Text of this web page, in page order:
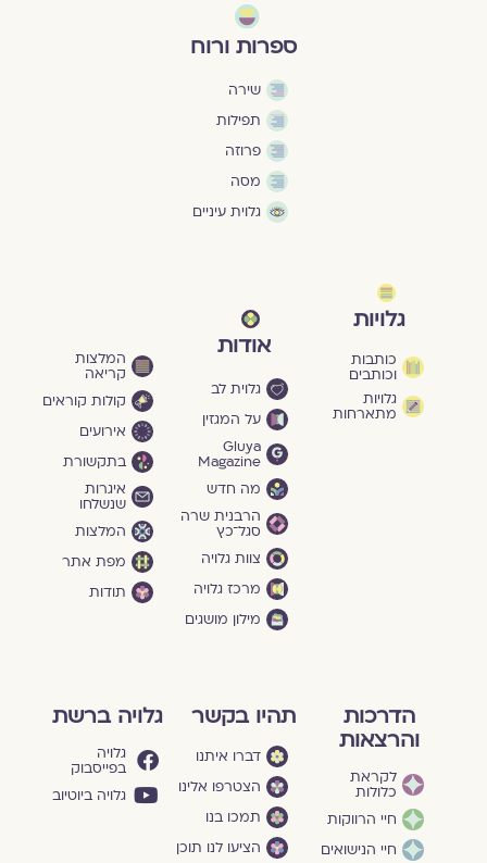
ספרות ורוח
שירה
תפילות
פרוזה
מסה
גלוית עיניים
גלויות
כותבות
וכותבים
גלויות
מתארחות
אודות
גלוית לב
על המגזין
Gluya
Magazine
מה חדש
הרבנית שרה
סגל־כץ
צוות גלויה
מרכז גלויה
מילון מושגים
המלצות
קריאה
קולות קוראים
אירועים
בתקשורת
איגרות
שנשלחו
המלצות
מפת אתר
תודות
הדרכות
והרצאות
לקראת
כלולות
חיי הרווקות
חיי הנישואים
תהיו בקשר
דברו איתנו
הצטרפו אלינו
תמכו בנו
הציעו לנו תוכן
גלויה ברשת
גלויה
בפייסבוק
גלויה ביוטיוב